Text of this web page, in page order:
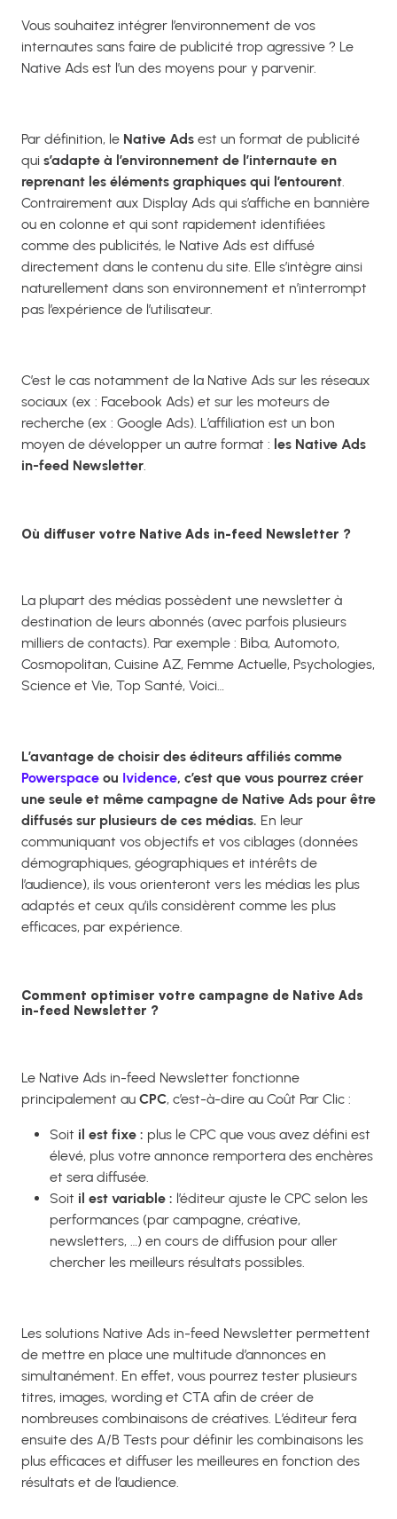
Vous souhaitez intégrer l’environnement de vos
internautes sans faire de publicité trop agressive ? Le
Native Ads est l’un des moyens pour y parvenir.
Par définition, le Native Ads est un format de publicité
qui s’adapte à l’environnement de l’internaute en
reprenant les éléments graphiques qui l’entourent
Contrairement aux Display Ads qui s’affiche en bannière
ou en colonne et qui sont rapidement identifiées
comme des publicités, le Native Ads est diffusé
directement dans le contenu du site. Elle s’intègre ainsi
naturellement dans son environnement et n’interrompt
pas l’expérience de l’utilisateur.
C’est le cas notamment de la Native Ads sur les réseaux
sociaux (ex : Facebook Ads) et sur les moteurs de
recherche (ex : Google Ads). L’affiliation est un bon
moyen de développer un autre format : les Native Ads
in-feed Newsletter
Où diffuser votre Native Ads in-feed Newsletter ?
La plupart des médias possèdent une newsletter à
destination de leurs abonnés (avec parfois plusieurs
milliers de contacts). Par exemple : Biba, Automoto,
Cosmopolitan, Cuisine AZ, Femme Actuelle, Psychologies,
Science et Vie, Top Santé, Voici…
L’avantage de choisir des éditeurs affiliés comme
Powerspace ou Ividence, c’est que vous pourrez créer
une seule et même campagne de Native Ads pour être
diffusés sur plusieurs de ces médias. En leur
communiquant vos objectifs et vos ciblages (données
démographiques, géographiques et intérêts de
l’audience), ils vous orienteront vers les médias les plus
adaptés et ceux qu’ils considèrent comme les plus
efficaces, par expérience.
Comment optimiser votre campagne de Native Ads
in-feed Newsletter ?
Le Native Ads in-feed Newsletter fonctionne
principalement au CPC, c’est-à-dire au Coût Par Clic :
Soit il est fixe : plus le CPC que vous avez défini est
élevé, plus votre annonce remportera des enchères
et sera diffusée.
Soit il est variable : l’éditeur ajuste le CPC selon les
performances (par campagne, créative,
newsletters, …) en cours de diffusion pour aller
chercher les meilleurs résultats possibles.
Les solutions Native Ads in-feed Newsletter permettent
de mettre en place une multitude d’annonces en
simultanément. En effet, vous pourrez tester plusieurs
titres, images, wording et CTA afin de créer de
nombreuses combinaisons de créatives. L’éditeur fera
ensuite des A/B Tests pour définir les combinaisons les
plus efficaces et diffuser les meilleures en fonction des
résultats et de l’audience.